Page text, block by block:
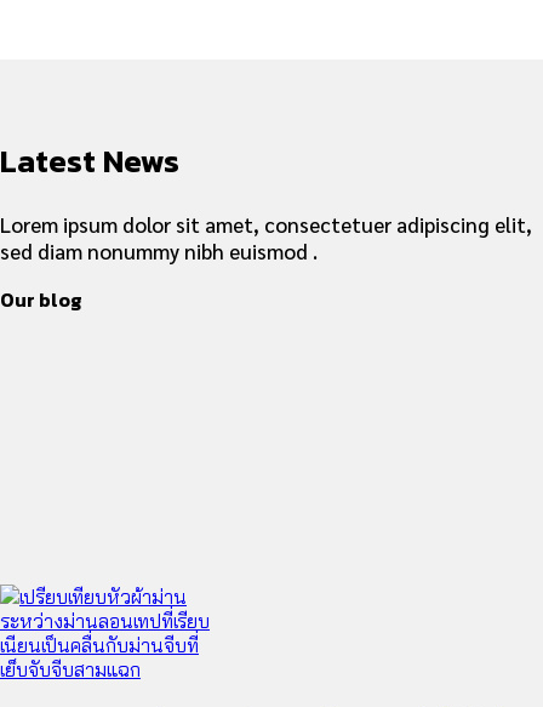
Latest News
Lorem ipsum dolor sit amet, consectetuer adipiscing elit,
sed diam nonummy nibh euismod .
Our blog